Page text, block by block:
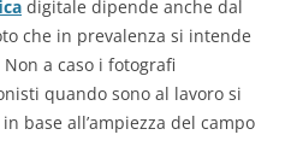
digitale dipende anche dal
che in prevalenza si intende
a caso i fotografi
quando sono al lavoro si
base all’ampiezza del campo